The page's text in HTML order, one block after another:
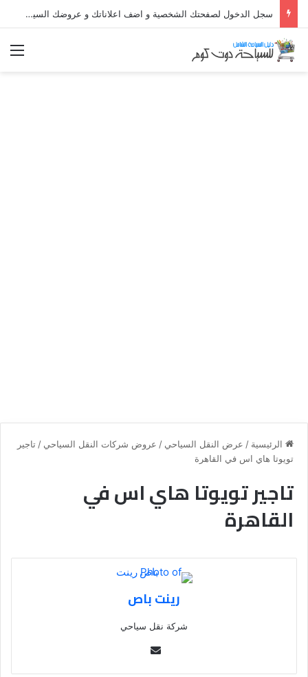
سجل الدخول لصفحتك الشخصية و اضف اعلاناتك و عروضك السياحية المميزة و استقبل طلبات الحجز مباشراً
الرئيسية / عرض النقل السياحي / عروض شركات النقل السياحي / تاجير
تويوتا هاي اس في القاهرة
تاجير تويوتا هاي اس في
القاهرة
رينت باص
شركة نقل سياحي